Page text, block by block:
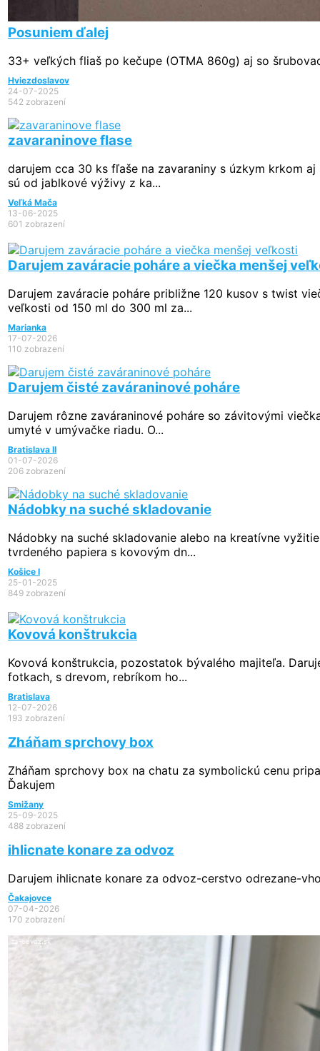
Posuniem ďalej
33+ veľkých fliaš po kečupe (OTMA 860g) aj so
Hviezdoslavov
24-07-2025
542 zobrazení
zavaraninove flase
darujem cca 30 ks fľaše na zavaraniny s úzkym krkom
sú od jablkové výživy z ka...
Veľká Mača
13-06-2025
601 zobrazení
Darujem zaváracie poháre a viečka menšej
Darujem zaváracie poháre približne 120 kusov s twist
veľkosti od 150 ml do 300 ml za...
Marianka
17-07-2026
110 zobrazení
Darujem čisté zaváraninové poháre
Darujem rôzne zaváraninové poháre so závitovými
umyté v umývačke riadu. O...
Bratislava II
01-07-2026
206 zobrazení
Nádobky na suché skladovanie
Nádobky na suché skladovanie alebo na kreatívne
tvrdeného papiera s kovovým dn...
Košice I
25-01-2025
849 zobrazení
Kovová konštrukcia
Kovová konštrukcia, pozostatok bývalého majiteľa.
fotkach, s drevom, rebríkom ho...
Bratislava
12-07-2026
193 zobrazení
Zháňam sprchovy box
Zháňam sprchovy box na chatu za symbolickú cenu
Ďakujem
Smižany
25-09-2025
488 zobrazení
ihlicnate konare za odvoz
Darujem ihlicnate konare za odvoz-cerstvo odrezane-
Čakajovce
07-04-2026
170 zobrazení